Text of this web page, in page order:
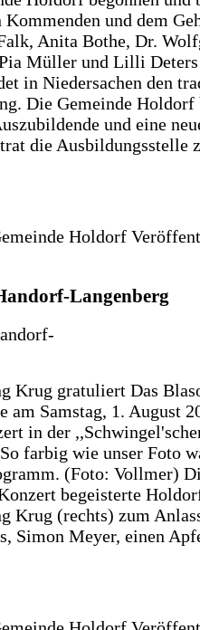
und dem
Anita Bothe, Dr.
Müller und Lilli
in Niedersachen den
Die Gemeinde Holdorf
und eine
die Ausbildungsstelle
Holdorf
Langenberg
Krug gratuliert Das
am Samstag, 1. August
in der
farbig wie unser Foto
(Foto: Vollmer)
begeisterte
Krug (rechts) zum
Simon Meyer, einen